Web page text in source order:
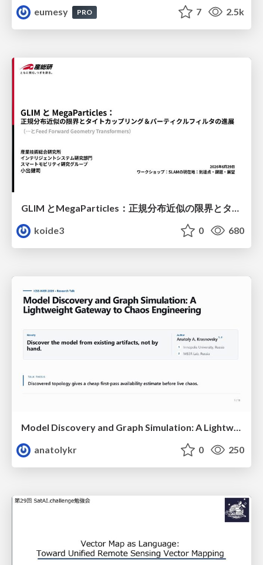
eumesy
PRO 7 2.5k
GLIM とMegaParticles：正規分布近似の限界とタイトカップリング＆パーティクルフィルタの進展 / GLIM and MegaParticles : Progress of the distribution representation in SLAM
koide3
0 680
anatolykr
0 250